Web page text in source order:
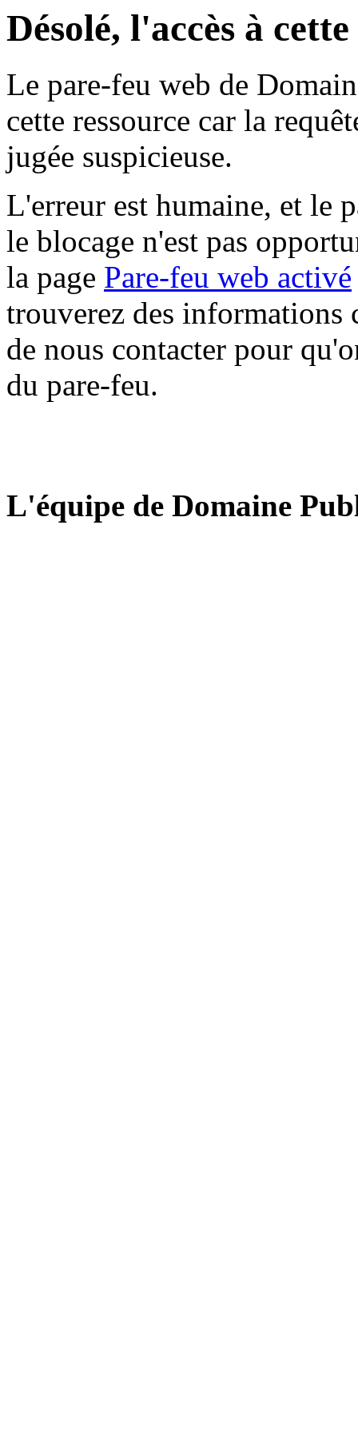
Désolé, l'accès à
Le pare-feu web de
cette ressource car la
jugée suspicieuse.
L'erreur est humaine, et le
le blocage n'est pas
la page Pare-feu web activé
trouverez des informations
de nous contacter pour
du pare-feu.
L'équipe de Domaine